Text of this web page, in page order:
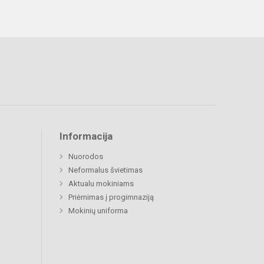
Informacija
Nuorodos
Neformalus švietimas
Aktualu mokiniams
Priėmimas į progimnaziją
Mokinių uniforma